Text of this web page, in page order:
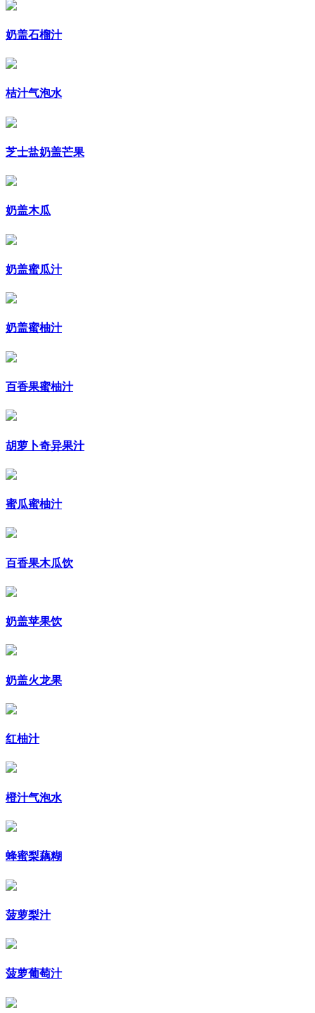
奶盖石榴汁
桔汁气泡水
芝士盐奶盖芒果
奶盖木瓜
奶盖蜜瓜汁
奶盖蜜柚汁
百香果蜜柚汁
胡萝卜奇异果汁
蜜瓜蜜柚汁
百香果木瓜饮
奶盖苹果饮
奶盖火龙果
红柚汁
橙汁气泡水
蜂蜜梨藕糊
菠萝梨汁
菠萝葡萄汁